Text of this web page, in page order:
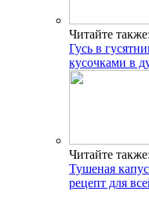
Читайте также:
Гусь в
кусочками в
Читайте также:
Тушеная
рецепт для